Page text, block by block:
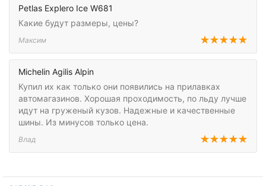
Petlas Explero Ice W681
Какие будут размеры, цены?
Максим
Michelin Agilis Alpin
Купил их как только они появились на прилавках
автомагазинов. Хорошая проходимость, по льду лучше
идут на груженый кузов. Надежные и качественные
шины. Из минусов только цена.
Влад